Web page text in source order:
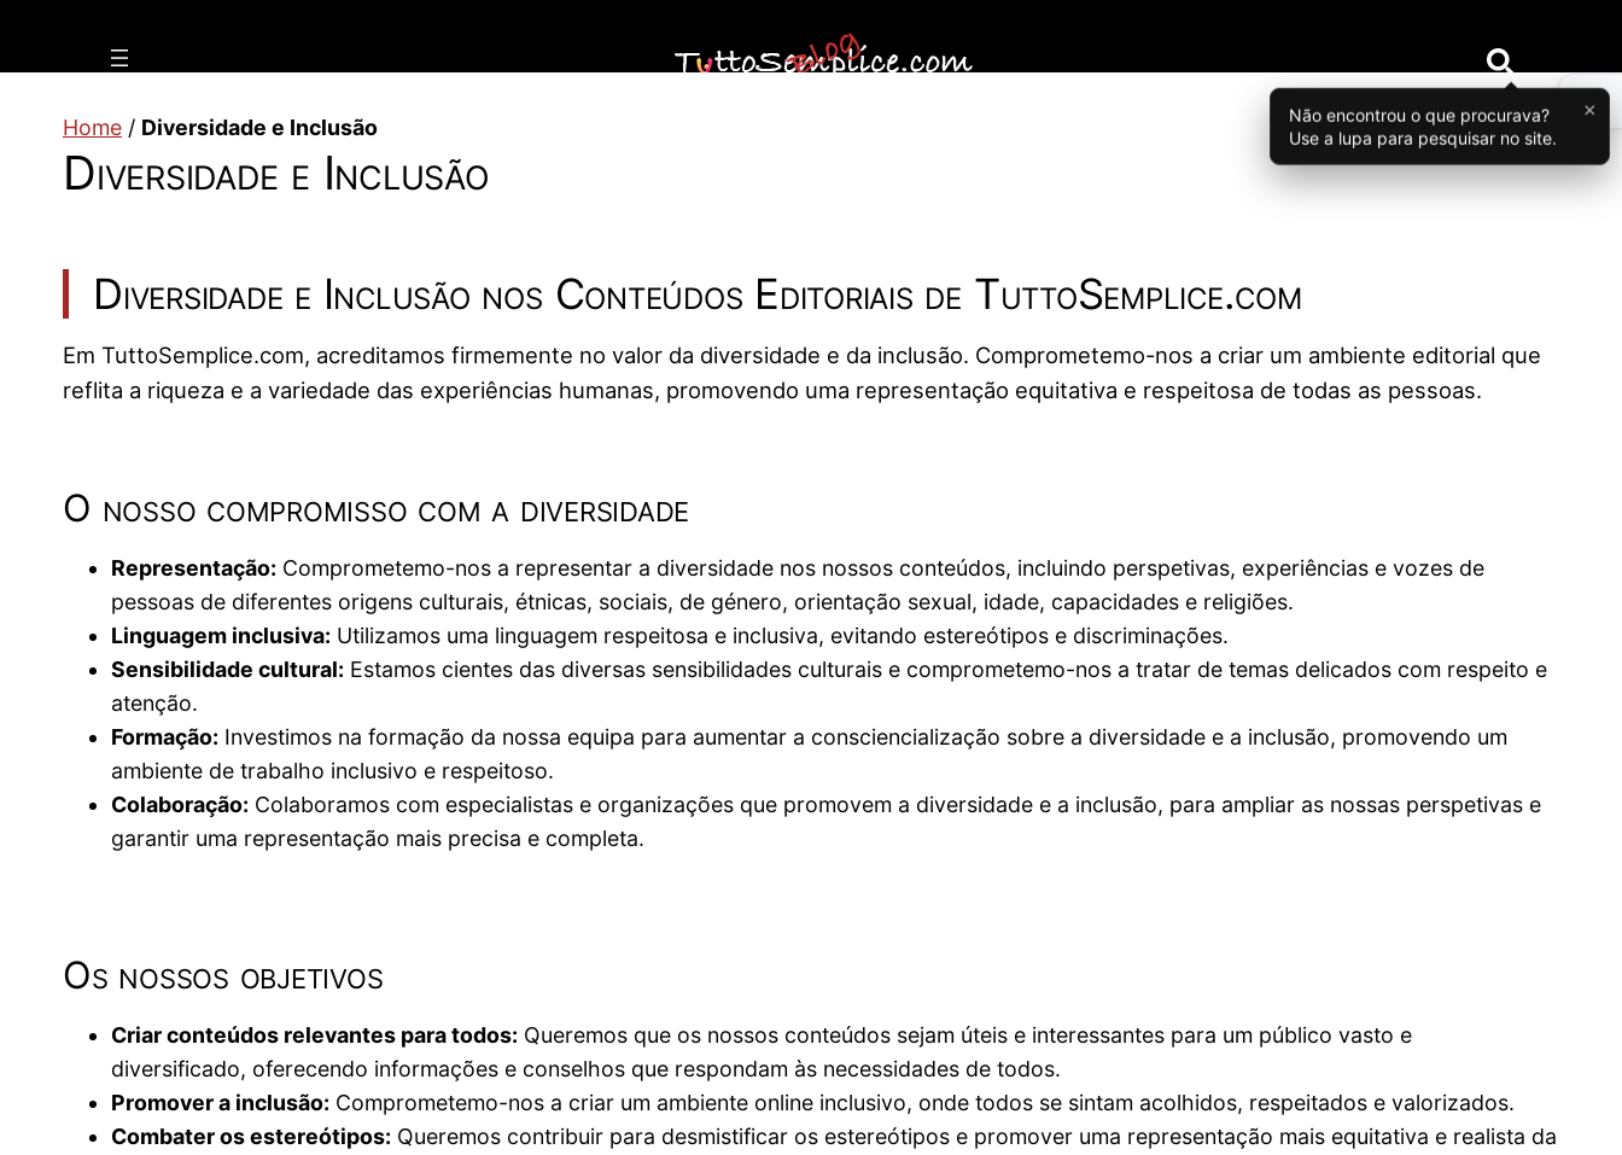
Home / Diversidade e Inclusão
Diversidade e Inclusão
Diversidade e Inclusão nos Conteúdos Editoriais de TuttoSemplice.com
Em TuttoSemplice.com, acreditamos firmemente no valor da diversidade e da inclusão. Comprometemo-nos a criar um ambiente editorial que
reflita a riqueza e a variedade das experiências humanas, promovendo uma representação equitativa e respeitosa de todas as pessoas.
O nosso compromisso com a diversidade
Representação: Comprometemo-nos a representar a diversidade nos nossos conteúdos, incluindo perspetivas, experiências e vozes de
pessoas de diferentes origens culturais, étnicas, sociais, de género, orientação sexual, idade, capacidades e religiões.
Linguagem inclusiva: Utilizamos uma linguagem respeitosa e inclusiva, evitando estereótipos e discriminações.
Sensibilidade cultural: Estamos cientes das diversas sensibilidades culturais e comprometemo-nos a tratar de temas delicados com respeito e
atenção.
Formação: Investimos na formação da nossa equipa para aumentar a consciencialização sobre a diversidade e a inclusão, promovendo um
ambiente de trabalho inclusivo e respeitoso.
Colaboração: Colaboramos com especialistas e organizações que promovem a diversidade e a inclusão, para ampliar as nossas perspetivas e
garantir uma representação mais precisa e completa.
Os nossos objetivos
Criar conteúdos relevantes para todos: Queremos que os nossos conteúdos sejam úteis e interessantes para um público vasto e
diversificado, oferecendo informações e conselhos que respondam às necessidades de todos.
Promover a inclusão: Comprometemo-nos a criar um ambiente online inclusivo, onde todos se sintam acolhidos, respeitados e valorizados.
Combater os estereótipos: Queremos contribuir para desmistificar os estereótipos e promover uma representação mais equitativa e realista da
Não encontrou o que procurava?
Use a lupa para pesquisar no site.
×